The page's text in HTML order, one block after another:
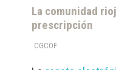
La comunidad
prescripción
CGCOF